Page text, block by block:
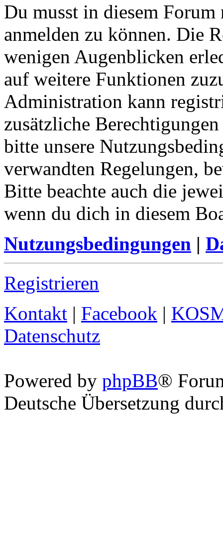
Du musst in diesem
anmelden zu können. Die
wenigen Augenblicken
auf weitere Funktionen
Administration kann
zusätzliche
bitte unsere
verwandten Regelungen,
Bitte beachte auch die
wenn du dich in diesem
Nutzungsbedingungen |
Registrieren
Kontakt | Facebook |
Datenschutz
Powered by phpBB®
Deutsche Übersetzung